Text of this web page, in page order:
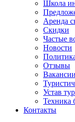
Школа
Аренда
Скидки
Частые
Новости
Отзывы
Вакансии
Устав
Техника
Контакты